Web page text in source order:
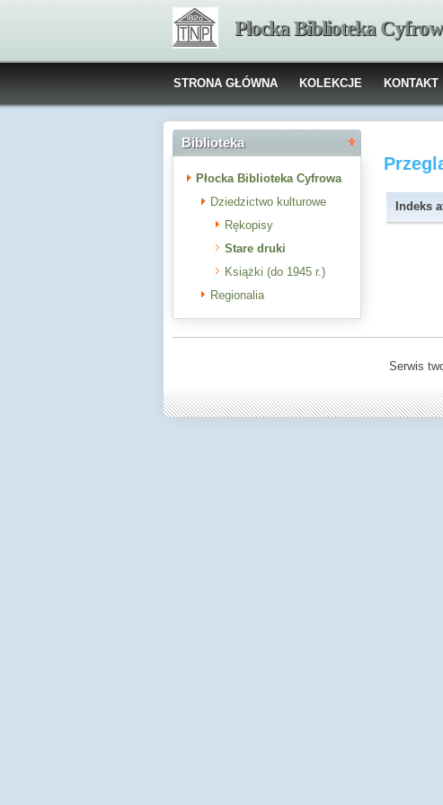
Płocka Biblioteka
STRONA GŁÓWNA KOLEKCJE KONTAKT
Biblioteka
Płocka Biblioteka Cyfrowa
Dziedzictwo kulturowe
Rękopisy
Stare druki
Książki (do 1945 r.)
Regionalia
Indeks
Serwis